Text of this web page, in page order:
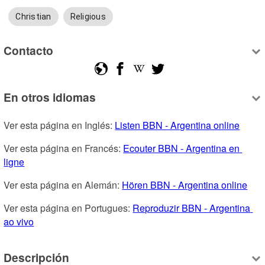
Christian Religious
Contacto
En otros idiomas
Ver esta página en Inglés: Listen BBN - Argentina online
Ver esta página en Francés: Ecouter BBN - Argentina en
ligne
Ver esta página en Alemán: Hören BBN - Argentina online
Ver esta página en Portugues: Reproduzir BBN - Argentina
ao vivo
Descripción